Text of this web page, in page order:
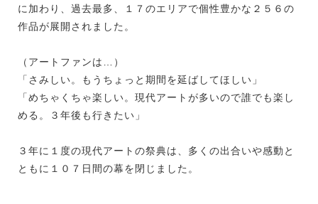
に加わり、過去最多、１７のエリアで個性豊かな２５６の
作品が展開されました。
（アートファンは…）
「さみしい。もうちょっと期間を延ばしてほしい」
「めちゃくちゃ楽しい。現代アートが多いので誰でも楽し
める。３年後も行きたい」
３年に１度の現代アートの祭典は、多くの出合いや感動と
ともに１０７日間の幕を閉じました。